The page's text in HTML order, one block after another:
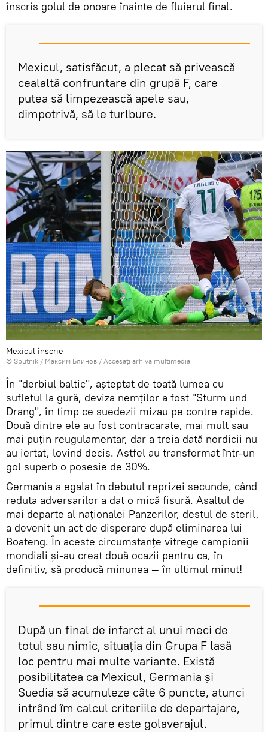
înscris golul de onoare înainte de fluierul final.
Mexicul, satisfăcut, a plecat să privească
cealaltă confruntare din grupă F, care
putea să limpezească apele sau,
dimpotrivă, să le turlbure.
Mexicul înscrie
© Sputnik / Максим Блинов / Accesați arhiva multimedia
În "derbiul baltic", așteptat de toată lumea cu
sufletul la gură, deviza nemților a fost "Sturm und
Drang", în timp ce suedezii mizau pe contre rapide.
Două dintre ele au fost contracarate, mai mult sau
mai puțin reugulamentar, dar a treia dată nordicii nu
au iertat, lovind decis. Astfel au transformat într-un
gol superb o posesie de 30%.
Germania a egalat în debutul reprizei secunde, când
reduta adversarilor a dat o mică fisură. Asaltul de
mai departe al naționalei Panzerilor, destul de steril,
a devenit un act de disperare după eliminarea lui
Boateng. În aceste circumstanțe vitrege campionii
mondiali și-au creat două ocazii pentru ca, în
definitiv, să producă minunea — în ultimul minut!
După un final de infarct al unui meci de
totul sau nimic, situația din Grupa F lasă
loc pentru mai multe variante. Există
posibilitatea ca Mexicul, Germania și
Suedia să acumuleze câte 6 puncte, atunci
intrând îm calcul criteriile de departajare,
primul dintre care este golaverajul.